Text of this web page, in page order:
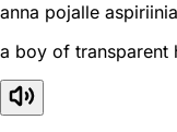
anna pojalle
a boy of transparent